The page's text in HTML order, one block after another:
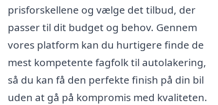
prisforskellene og vælge det tilbud, der
passer til dit budget og behov. Gennem
vores platform kan du hurtigere finde de
mest kompetente fagfolk til autolakering,
så du kan få den perfekte finish på din bil
uden at gå på kompromis med kvaliteten.